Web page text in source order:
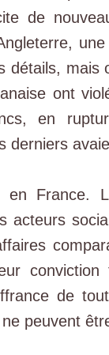
de
détails,
ont
en
derniers
en France.
acteurs
de
peuvent